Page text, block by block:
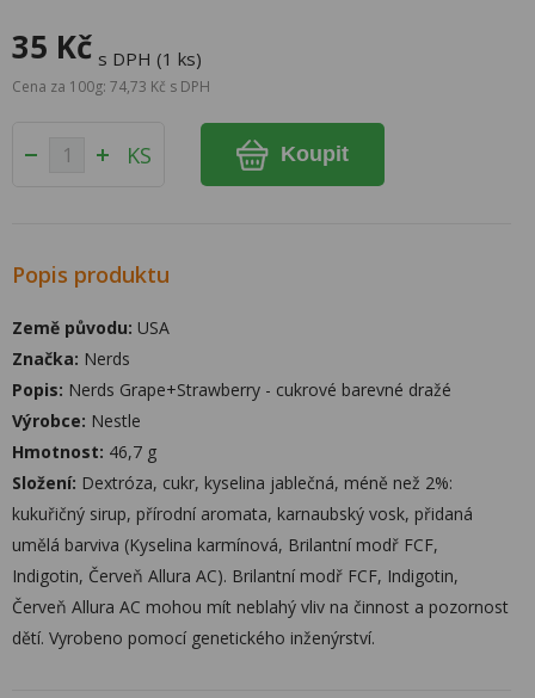
35 Kč s DPH (1 ks)
Cena za 100g: 74,73 Kč s DPH
KS Koupit
Popis produktu
Země původu: USA
Značka: Nerds
Popis: Nerds Grape+Strawberry - cukrové barevné dražé
Výrobce: Nestle
Hmotnost: 46,7 g
Složení: Dextróza, cukr, kyselina jablečná, méně než 2%:
kukuřičný sirup, přírodní aromata, karnaubský vosk, přidaná
umělá barviva (Kyselina karmínová, Brilantní modř FCF,
Indigotin, Červeň Allura AC). Brilantní modř FCF, Indigotin,
Červeň Allura AC mohou mít neblahý vliv na činnost a pozornost
dětí. Vyrobeno pomocí genetického inženýrství.